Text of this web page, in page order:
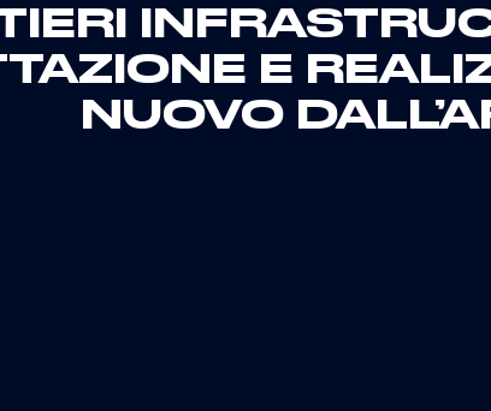
E
NUOVO